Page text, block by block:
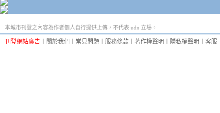
本城市刊登之內容為作者個人自行提供上傳，不代表 udn 立場。
刊登網站廣告 關於我們 常見問題 服務條款 著作權聲明 隱私權聲明 客服